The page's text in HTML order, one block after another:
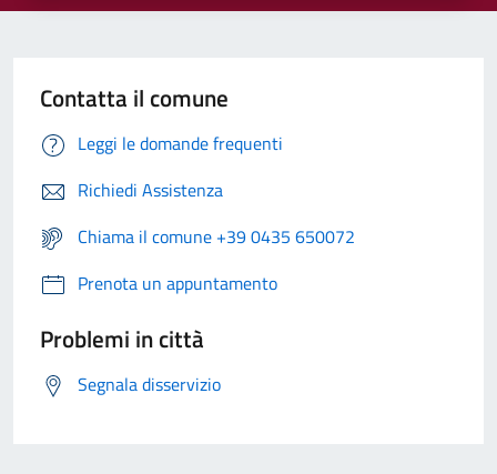
Contatta il comune
Leggi le domande frequenti
Richiedi Assistenza
Chiama il comune +39 0435 650072
Prenota un appuntamento
Problemi in città
Segnala disservizio